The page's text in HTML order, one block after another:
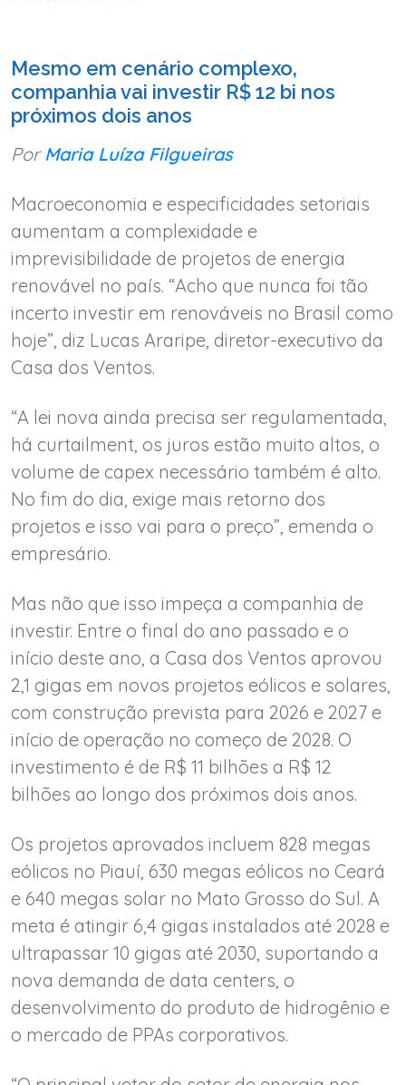
Mesmo em cenário complexo,
companhia vai investir R$ 12 bi nos
próximos dois anos
Por Maria Luíza Filgueiras
Macroeconomia e especificidades setoriais
aumentam a complexidade e
imprevisibilidade de projetos de energia
renovável no país. “Acho que nunca foi tão
incerto investir em renováveis no Brasil como
hoje”, diz Lucas Araripe, diretor-executivo da
Casa dos Ventos.
“A lei nova ainda precisa ser regulamentada,
há curtailment, os juros estão muito altos, o
volume de capex necessário também é alto.
No fim do dia, exige mais retorno dos
projetos e isso vai para o preço”, emenda o
empresário.
Mas não que isso impeça a companhia de
investir. Entre o final do ano passado e o
início deste ano, a Casa dos Ventos aprovou
2,1 gigas em novos projetos eólicos e solares,
com construção prevista para 2026 e 2027 e
início de operação no começo de 2028. O
investimento é de R$ 11 bilhões a R$ 12
bilhões ao longo dos próximos dois anos.
Os projetos aprovados incluem 828 megas
eólicos no Piauí, 630 megas eólicos no Ceará
e 640 megas solar no Mato Grosso do Sul. A
meta é atingir 6,4 gigas instalados até 2028 e
ultrapassar 10 gigas até 2030, suportando a
nova demanda de data centers, o
desenvolvimento do produto de hidrogênio e
o mercado de PPAs corporativos.